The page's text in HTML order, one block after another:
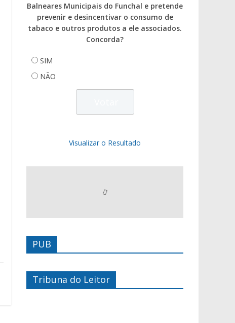
Balneares Municipais do Funchal e pretende
prevenir e desincentivar o consumo de
tabaco e outros produtos a ele associados.
Concorda?
SIM
NÃO
Visualizar o Resultado
PUB
Tribuna do Leitor